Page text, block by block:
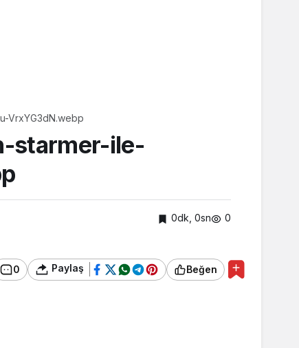
VrxYG3dN.webp
starmer-ile-
0dk, 0sn 0
0 Paylaş Beğen